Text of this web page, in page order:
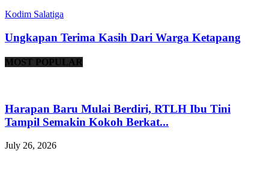
Kodim Salatiga
Ungkapan Terima Kasih Dari Warga Ketapang
MOST POPULAR
Harapan Baru Mulai Berdiri, RTLH Ibu Tini
Tampil Semakin Kokoh Berkat...
July 26, 2026